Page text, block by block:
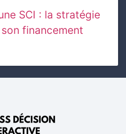
SCI : la stratégie
financement